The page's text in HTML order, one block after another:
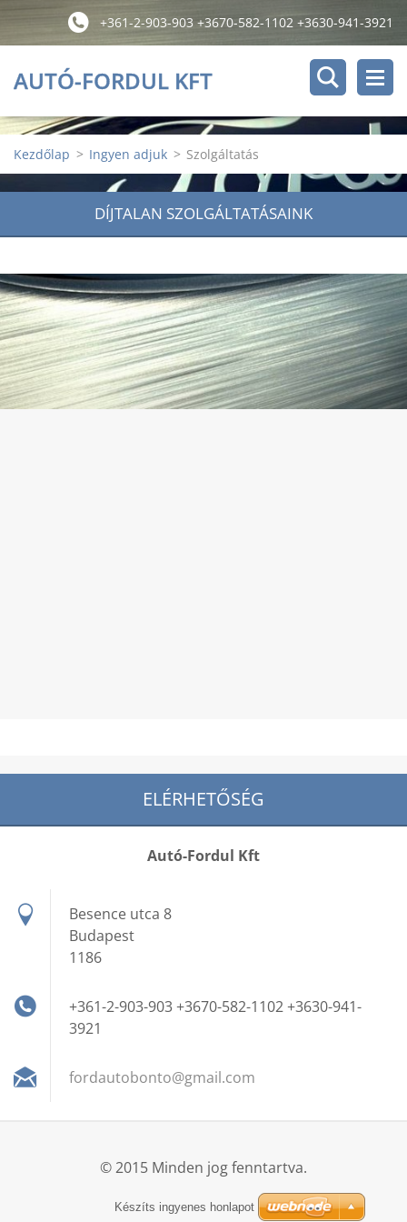
+361-2-903-903 +3670-582-1102 +3630-941-3921
AUTÓ-FORDUL KFT
Kezdőlap > Ingyen adjuk > Szolgáltatás
DÍJTALAN SZOLGÁLTATÁSAINK
ELÉRHETŐSÉG
Autó-Fordul Kft
Besence utca 8
Budapest
1186
+361-2-903-903 +3670-582-1102 +3630-941-
3921
fordautobonto@gmail.com
© 2015 Minden jog fenntartva.
Készíts ingyenes honlapot